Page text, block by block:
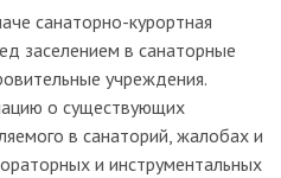
санаторно-курортная
заселением в санаторные
учреждения.
о существующих
в санаторий, жалобах и
и инструментальных